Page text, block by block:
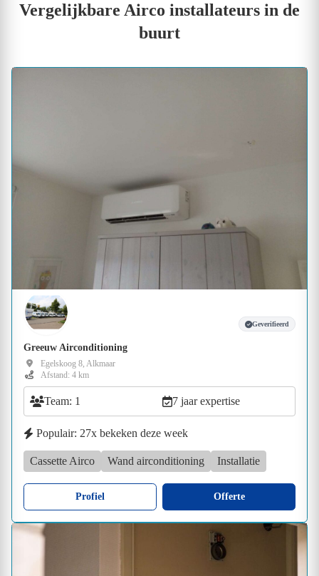
Vergelijkbare Airco installateurs in de
buurt
Geverifieerd
Greeuw Airconditioning
Egelskoog 8, Alkmaar
Afstand: 4 km
Team: 1 7 jaar expertise
Populair: 27x bekeken deze week
Cassette Airco Wand airconditioning Installatie
Profiel Offerte